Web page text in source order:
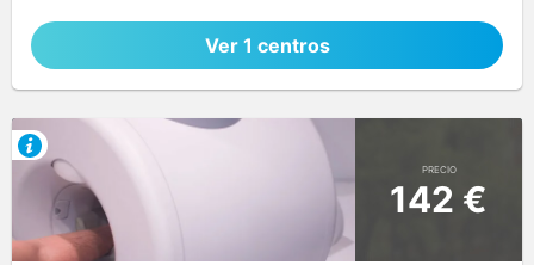
Ver 1 centros
PRECIO
142 €